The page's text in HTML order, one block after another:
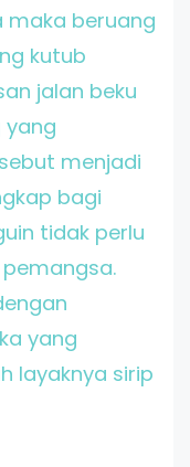
maka beruang
kutub
jalan beku
menjadi
bagi
tidak perlu
yang
layaknya sirip